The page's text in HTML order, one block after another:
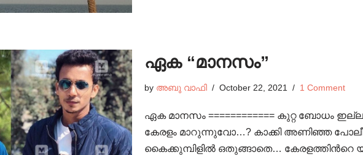
ഏക “മാനസം”
by അബു വാഫി October 22, 2021 1 Comment
ഏക മാനസം ============ കുറ്റ ബോധം
കേരളം മാറുന്നുവോ…? കാക്കി അണിഞ്ഞ
കൈക്കുമ്പിളിൽ ഒതുങ്ങാതെ… കേരളത്തിൻറെ